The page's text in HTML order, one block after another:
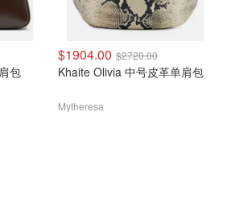
包
$1904.00 $2720.00
Khaite Olivia 中号皮革单肩包
Mytheresa